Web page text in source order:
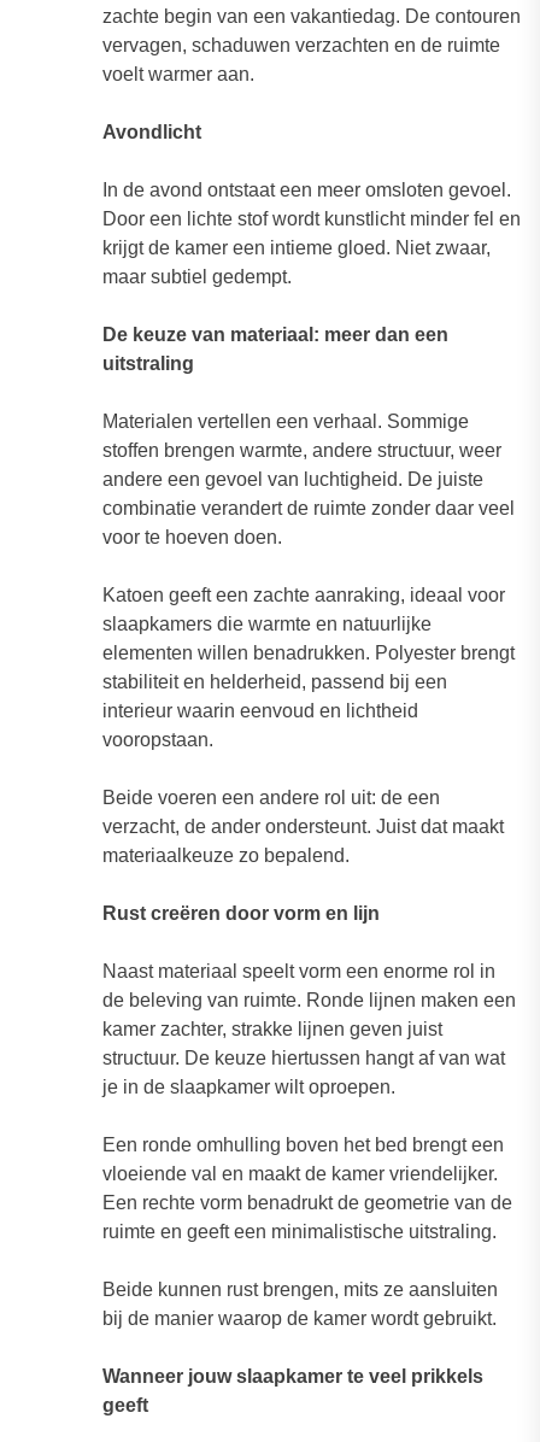
zachte begin van een vakantiedag. De contouren
vervagen, schaduwen verzachten en de ruimte
voelt warmer aan.
Avondlicht
In de avond ontstaat een meer omsloten gevoel.
Door een lichte stof wordt kunstlicht minder fel en
krijgt de kamer een intieme gloed. Niet zwaar,
maar subtiel gedempt.
De keuze van materiaal: meer dan een
uitstraling
Materialen vertellen een verhaal. Sommige
stoffen brengen warmte, andere structuur, weer
andere een gevoel van luchtigheid. De juiste
combinatie verandert de ruimte zonder daar veel
voor te hoeven doen.
Katoen geeft een zachte aanraking, ideaal voor
slaapkamers die warmte en natuurlijke
elementen willen benadrukken. Polyester brengt
stabiliteit en helderheid, passend bij een
interieur waarin eenvoud en lichtheid
vooropstaan.
Beide voeren een andere rol uit: de een
verzacht, de ander ondersteunt. Juist dat maakt
materiaalkeuze zo bepalend.
Rust creëren door vorm en lijn
Naast materiaal speelt vorm een enorme rol in
de beleving van ruimte. Ronde lijnen maken een
kamer zachter, strakke lijnen geven juist
structuur. De keuze hiertussen hangt af van wat
je in de slaapkamer wilt oproepen.
Een ronde omhulling boven het bed brengt een
vloeiende val en maakt de kamer vriendelijker.
Een rechte vorm benadrukt de geometrie van de
ruimte en geeft een minimalistische uitstraling.
Beide kunnen rust brengen, mits ze aansluiten
bij de manier waarop de kamer wordt gebruikt.
Wanneer jouw slaapkamer te veel prikkels
geeft